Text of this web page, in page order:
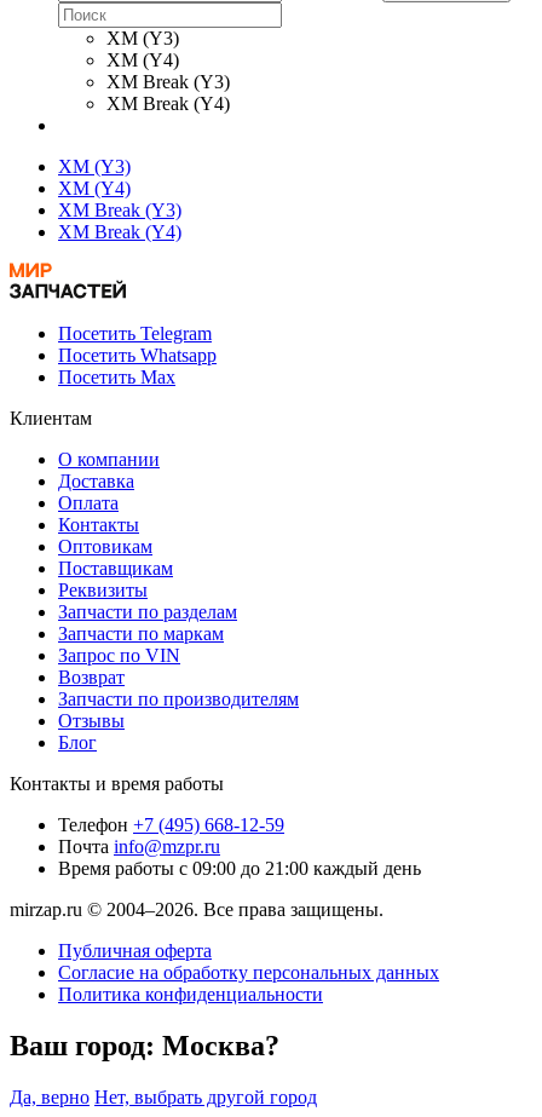
XM (Y3)
XM (Y4)
XM Break (Y3)
XM Break (Y4)
XM (Y3)
XM (Y4)
XM Break (Y3)
XM Break (Y4)
Посетить Telegram
Посетить Whatsapp
Посетить Max
Клиентам
О компании
Доставка
Оплата
Контакты
Оптовикам
Поставщикам
Реквизиты
Запчасти по разделам
Запчасти по маркам
Запрос по VIN
Возврат
Запчасти по производителям
Отзывы
Блог
Контакты и время работы
Телефон +7 (495) 668-12-59
Почта info@mzpr.ru
Время работы с 09:00 до 21:00 каждый день
mirzap.ru © 2004–2026. Все права защищены.
Публичная оферта
Согласие на обработку персональных данных
Политика конфиденциальности
Ваш город: Москва?
Да, верно Нет, выбрать другой город